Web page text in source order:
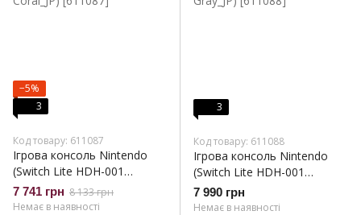
−5%
3
Код товару: 611087
Ігрова консоль Nintendo
(Switch Lite HDH-001
Coral_JP)
7 741 грн 8 133 грн
Немає в наявності
3
Код товару: 611088
Ігрова консоль Nintendo
(Switch Lite HDH-001
Gray_JP)
7 990 грн
Немає в наявності